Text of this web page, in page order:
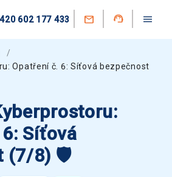
602 177 433
/
Opatření č. 6: Síťová bezpečnost
Síťová
(7/8) 🛡️